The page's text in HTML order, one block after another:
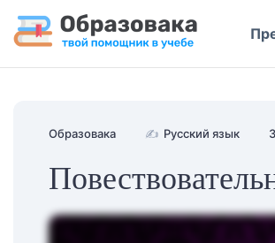
Образовака ✍ Русский язык